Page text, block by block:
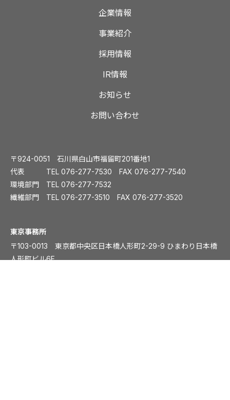
企業情報
事業紹介
採用情報
IR情報
お知らせ
お問い合わせ
〒924-0051 石川県白山市福留町201番地1
代表 TEL 076-277-7530 FAX 076-277-7540
環境部門 TEL 076-277-7532
繊維部門 TEL 076-277-3510 FAX 076-277-3520
️東京事務所
〒103-0013 東京都中央区日本橋人形町2-29-9 ひまわり日本橋
人形町ビル6F